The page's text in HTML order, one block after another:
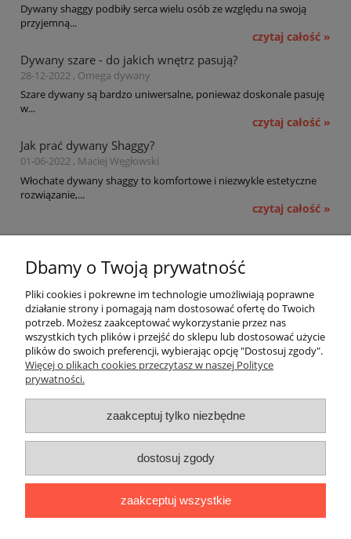
Dywany shaggy podbiły serca wielu osób ze względu na swoją
przyjemną...
czytaj całość »
Dywany szare - do jakich wnętrz pasują?
28-12-2022 , Omega dywany
Szare dywany są bardzo uniwersalne, ponieważ doskonale pasuję
w...
czytaj całość »
Jak prać dywany Shaggy?
01-06-2022 , Maciej Węgłowski
Włochate dywany shaggy to komfortowe i niezwykle estetyczne
rozwiązanie,...
czytaj całość »
Płatności i dostawa
Informacje
O nas
Witosz i Spółka
44-203 Rybnik ul. Brzezińska 50c
telefon:511760570
Facebook
Dbamy o Twoją prywatność
Pliki cookies i pokrewne im technologie umożliwiają poprawne
działanie strony i pomagają nam dostosować ofertę do Twoich
potrzeb. Możesz zaakceptować wykorzystanie przez nas
wszystkich tych plików i przejść do sklepu lub dostosować użycie
plików do swoich preferencji, wybierając opcję "Dostosuj zgody".
Więcej o plikach cookies przeczytasz w naszej Polityce
prywatności.
zaakceptuj tylko niezbędne
dostosuj zgody
zaakceptuj wszystkie